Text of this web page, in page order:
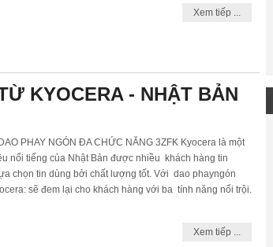
Xem tiếp ...
KYOCERA - NHẬT BẢN
NGÓN ĐA CHỨC NĂNG 3ZFK Kyocera là một
nổi tiếng của Nhật Bản được nhiều khách hàng tin
chọn tin dùng bởi chất lượng tốt. Với dao phayngón
sẽ đem lại cho khách hàng với ba tính năng nổi trội.
Xem tiếp ...